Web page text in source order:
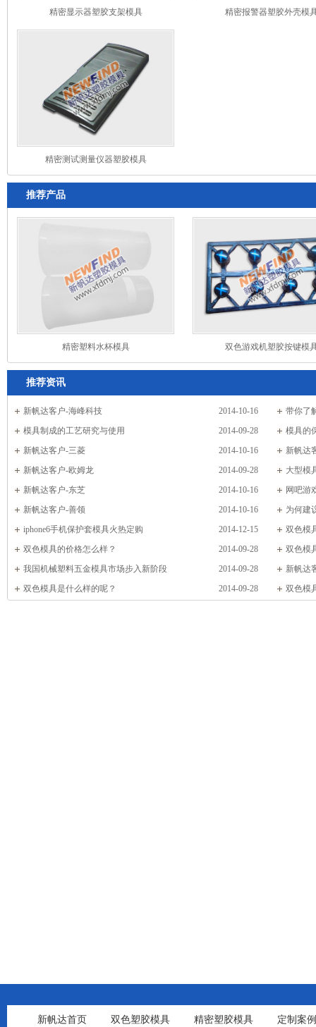
精密显示器塑胶支架模具 精密报警器塑胶外壳模
精密测试测量仪器塑胶模具
推荐产品
精密塑料水杯模具 双色游戏机塑胶按键模
推荐资讯
2014-10-16
新帆达客户-海峰科技
带你了
2014-09-28
模具制成的工艺研究与使用
模具的
2014-10-16
新帆达客户-三菱
新帆达
2014-09-28
新帆达客户-欧姆龙
大型模
2014-10-16
新帆达客户-东芝
网吧游
2014-10-16
新帆达客户-善领
为何建
要做二次
2014-12-15
iphone6手机保护套模具火热定购
双色模
2014-09-28
双色模具的价格怎么样？
双色模
2014-09-28
我国机械塑料五金模具市场步入新阶段
新帆达
2014-09-28
双色模具是什么样的呢？ 双色模
新帆达首页 双色塑胶模具 精密塑胶模具 定制案例